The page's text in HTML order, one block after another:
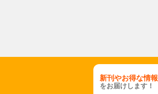
新刊やお得な情報
をお届けします！